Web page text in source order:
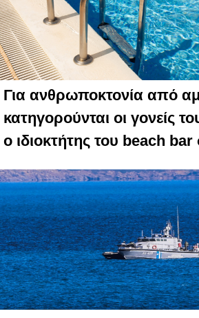
Για ανθρωποκτονία από
κατηγορούνται οι γονείς
ο ιδιοκτήτης του beach